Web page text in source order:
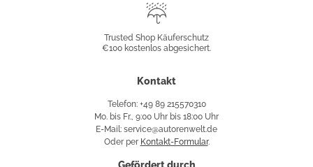
Käuferschutz
Trusted Shop Käuferschutz
€100 kostenlos abgesichert.
Kontakt
Telefon: +49 89 215570310
Mo. bis Fr., 9:00 Uhr bis 18:00 Uhr
E-Mail: service@autorenwelt.de
Oder per Kontakt-Formular.